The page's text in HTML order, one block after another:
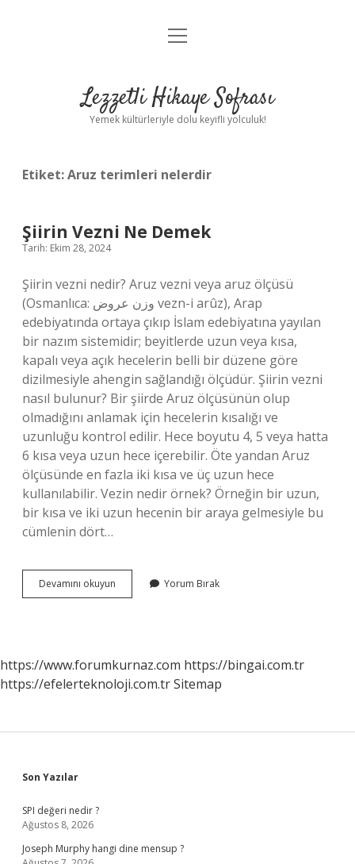
Anasayfa
Yasal Uyarı
menüyü
Lezzetli Hikaye Sofrası
Yemek kültürleriyle dolu keyifli yolculuk!
Etiket:Aruz terimleri nelerdir
Şiirin Vezni Ne Demek
Tarih: Ekim 28, 2024
Şiirin vezni nedir? Aruz vezni veya aruz ölçüsü
(Osmanlıca: وزن عروض vezn-i arûz), Arap
edebiyatında ortaya çıkıp İslam edebiyatına yayılan
bir nazım sistemidir; beyitlerde uzun veya kısa,
kapalı veya açık hecelerin belli bir düzene göre
dizilmesiyle ahengin sağlandığı ölçüdür. Şiirin vezni
nasıl bulunur? Bir şiirde Aruz ölçüsünün olup
olmadığını anlamak için hecelerin kısalığı ve
uzunluğu kontrol edilir. Hece boyutu 4, 5 veya hatta
6 kısa veya uzun hece içerebilir. Öte yandan Aruz
ölçüsünde en fazla iki kısa ve üç uzun hece
kullanılabilir. Vezin nedir örnek? Örneğin bir uzun,
bir kısa ve iki uzun hecenin bir araya gelmesiyle bu
cümlenin dört…
Devamını okuyun
Vezni
Yorum Bırak
https://www.forumkurnaz.com https://bingai.com.tr
https://efelerteknoloji.com.trSitemap
Sidebar
Son Yazılar
SPI değeri nedir ?
Ağustos 8, 2026
Joseph Murphy hangi dine mensup ?